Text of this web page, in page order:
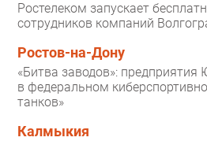
Ростелеком запускает
сотрудников компаний
Ростов-на-Дону
«Битва заводов»:
в федеральном
танков»
Калмыкия